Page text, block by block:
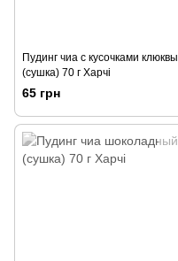
Пудинг чиа с кусочками клюквы
(сушка) 70 г Харчі
65 грн